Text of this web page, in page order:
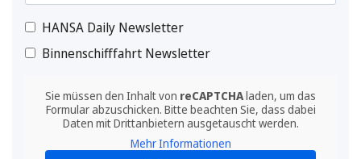
HANSA Daily Newsletter
Binnenschifffahrt Newsletter
Sie müssen den Inhalt von reCAPTCHAladen, um das
Formular abzuschicken. Bitte beachten Sie, dass dabei
Daten mit Drittanbietern ausgetauscht werden.
Mehr Informationen